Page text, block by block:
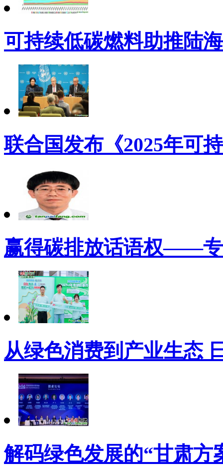
可持续低碳燃料助推陆
联合国发布《2025年可
赢得碳排放话语权——
从绿色消费到产业生态
解码绿色发展的“甘肃方